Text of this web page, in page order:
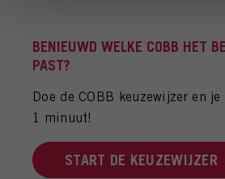
BENIEUWD WELKE COBB HET
PAST?
Doe de COBB keuzewijzer en
1 minuut!
START DE KEUZEWIJZER